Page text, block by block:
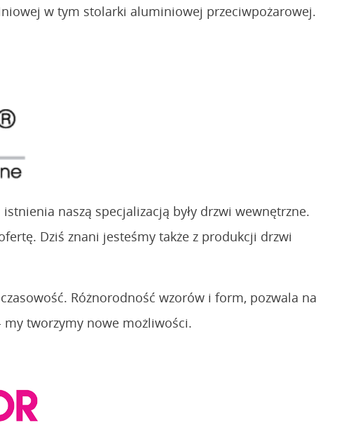
w tym stolarki aluminiowej przeciwpożarowej.
naszą specjalizacją były drzwi wewnętrzne.
Dziś znani jesteśmy także z produkcji drzwi
Różnorodność wzorów i form, pozwala na
tworzymy nowe możliwości.